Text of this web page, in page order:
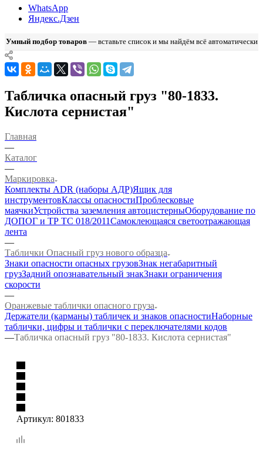
WhatsApp
Яндекс.Дзен
Умный подбор товаров— вставьте список и мы найдём всё автоматически
Табличка опасный груз "80-1833.
Кислота сернистая"
Главная
—
Каталог
—
Маркировка
Комплекты ADR (наборы АДР)Ящик для
инструментовКлассы опасностиПроблесковые
маячкиУстройства заземления автоцистерныОборудование по
ДОПОГ и ТР ТС 018/2011Самоклеющаяся светоотражающая
лента
—
Таблички Опасный груз нового образца
Знаки опасности опасных грузовЗнак негабаритный
грузЗадний опознавательный знакЗнаки ограничения
скорости
—
Оранжевые таблички опасного груза
Держатели (карманы) табличек и знаков опасностиНаборные
таблички, цифры и таблички с переключателями кодов
—Табличка опасный груз "80-1833. Кислота сернистая"
Артикул: 801833